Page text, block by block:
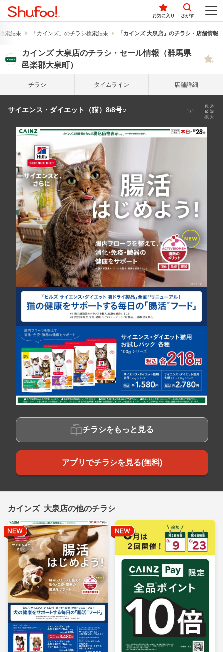
お気に入り さがす
索結果 「カインズ」のチラシ検索結果 「カインズ 大泉店」のチラシ・店舗情報
カインズ 大泉店のチラシ・セール情報（群馬県
邑楽郡大泉町）
チラシ タイム ライン 店舗詳細
サイエンス・ダイエット（猫）8/8号○ 1/1
拡大
チラシをもっと見る
アプリでチラシを見る(無料)
カインズ 大泉店の他のチラシ